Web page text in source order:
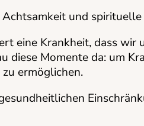
und spirituelle
eine Krankheit, dass wir
diese Momente da: um
ermöglichen.